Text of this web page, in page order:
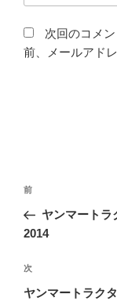
次回のコメ
前、メールアド
投
ナ
ゲ
ー
前
の
投
前
ヤンマートラ
2014
次
の
次
ヤンマートラク